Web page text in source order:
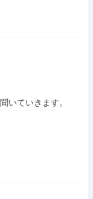
いていきます。